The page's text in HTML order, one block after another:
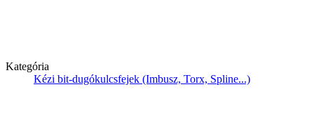
Kategória
Kézi bit-dugókulcsfejek (Imbusz, Torx, Spline...)